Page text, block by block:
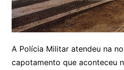
A Polícia Militar atendeu na
capotamento que aconteceu